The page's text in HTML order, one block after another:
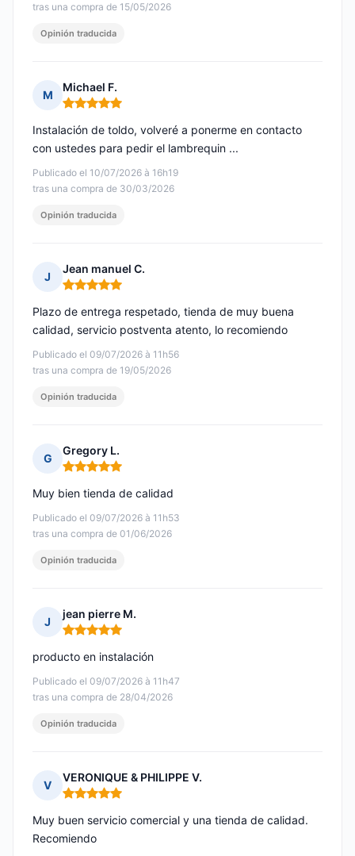
tras una compra de 15/05/2026
Opinión traducida
M
Michael F.
Nota: 5 de 5
Publicado el 10/07/2026 à 16h19
tras una compra de 30/03/2026
Instalación de toldo, volveré a ponerme en contacto
con ustedes para pedir el lambrequin ...
Opinión traducida
J
Jean manuel C.
Nota: 5 de 5
Publicado el 09/07/2026 à 11h56
tras una compra de 19/05/2026
Plazo de entrega respetado, tienda de muy buena
calidad, servicio postventa atento, lo recomiendo
Opinión traducida
G
Gregory L.
Nota: 5 de 5
Publicado el 09/07/2026 à 11h53
tras una compra de 01/06/2026
Muy bien tienda de calidad
Opinión traducida
J
jean pierre M.
Nota: 5 de 5
Publicado el 09/07/2026 à 11h47
tras una compra de 28/04/2026
producto en instalación
Opinión traducida
V
VERONIQUE & PHILIPPE V.
Nota: 5 de 5
Muy buen servicio comercial y una tienda de calidad.
Recomiendo